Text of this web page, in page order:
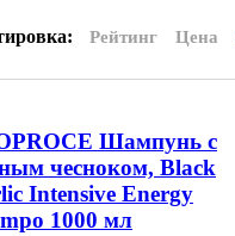
Рейтинг Цена
Шампунь с
чесноком, Black
Intensive Energy
1000 мл